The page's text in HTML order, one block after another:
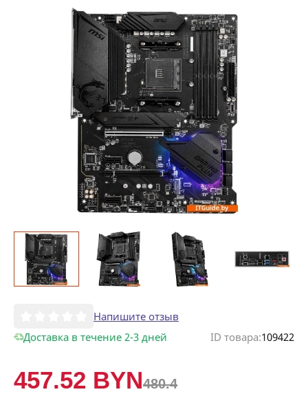
Напишите отзыв
Доставка в течение 2-3 дней
ID товара:109422
457.52 BYN480.4